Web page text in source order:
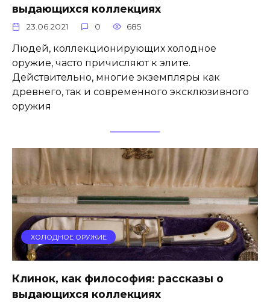
выдающихся коллекциях
23.06.2021 0 685
Людей, коллекционирующих холодное
оружие, часто причисляют к элите.
Действительно, многие экземпляры как
древнего, так и современного эксклюзивного
оружия
ХОЛОДНОЕ ОРУЖИЕ
Клинок, как философия: рассказы о
выдающихся коллекциях